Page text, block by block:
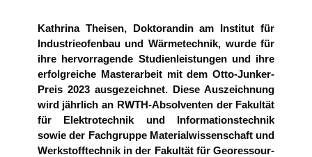
Kath­ri­na Thei­sen, Dok­to­ran­din am Insti­tut für
Indus­trie­ofen­bau und Wär­me­tech­nik, wur­de für
ihre her­vor­ra­gen­de Stu­di­en­leis­tun­gen und ihre
erfolg­rei­che Mas­ter­ar­beit mit dem Otto-Jun­ker-
Preis 2023 aus­ge­zeich­net. Die­se Aus­zeich­nung
wird jähr­lich an RWTH-Absol­ven­ten der Fakul­tät
für Elek­tro­tech­nik und Infor­ma­ti­ons­tech­nik
sowie der Fach­grup­pe Mate­ri­al­wis­sen­schaft und
Werk­stoff­tech­nik in der Fakul­tät für Geo­res­sour­